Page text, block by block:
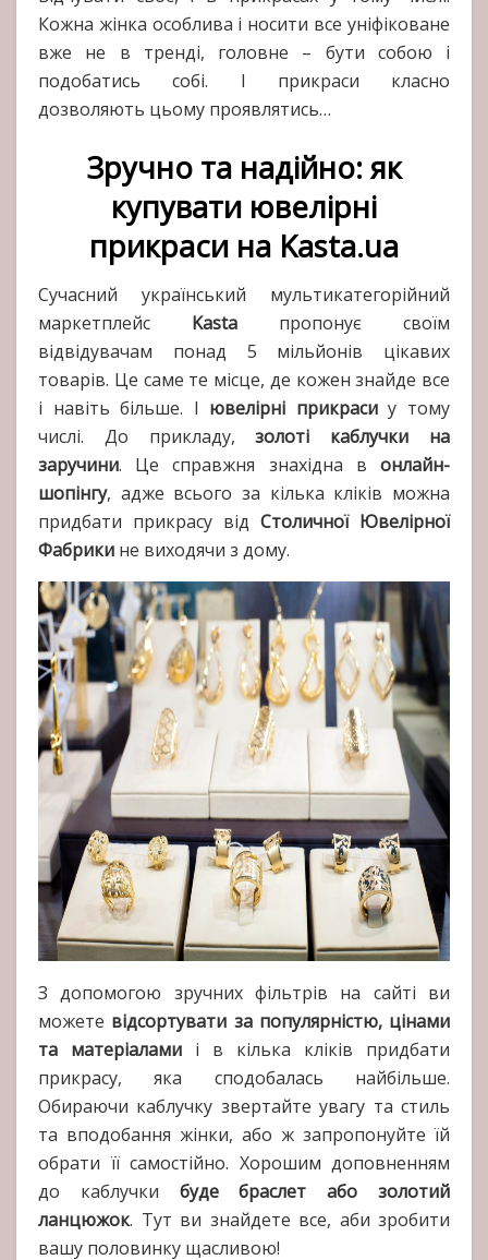
Кожна жінка особлива і носити все уніфіковане
вже не в тренді, головне – бути собою і
подобатись собі. І прикраси класно
дозволяють цьому проявлятись…
Зручно та надійно: як
купувати ювелірні
прикраси на Kasta.ua
Сучасний український мультикатегорійний
маркетплейс Kasta пропонує своїм
відвідувачам понад 5 мільйонів цікавих
товарів. Це саме те місце, де кожен знайде все
і навіть більше. І ювелірні прикрасиу тому
числі. До прикладу,золоті каблучки на
заручини. Це справжня знахідна в онлайн-
шопінгу, адже всього за кілька кліків можна
придбати прикрасу від Столичної Ювелірної
Фабрики не виходячи з дому.
З допомогою зручних фільтрів на сайті ви
можете відсортувати за популярністю, цінами
та матеріалами і в кілька кліків придбати
прикрасу, яка сподобалась найбільше.
Обираючи каблучку звертайте увагу та стиль
та вподобання жінки, або ж запропонуйте їй
обрати її самостійно. Хорошим доповненням
до каблучки буде браслет або золотий
ланцюжок. Тут ви знайдете все, аби зробити
вашу половинку щасливою!